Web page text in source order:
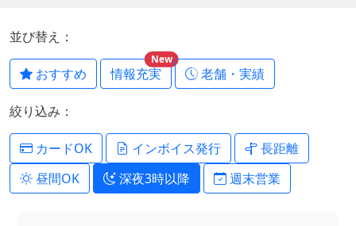
並び替え：
おすすめ 情報充実
New
老舗・実績
絞り込み：
カードOK インボイス発行
長距離
昼間OK
深夜3時以降 週末営業